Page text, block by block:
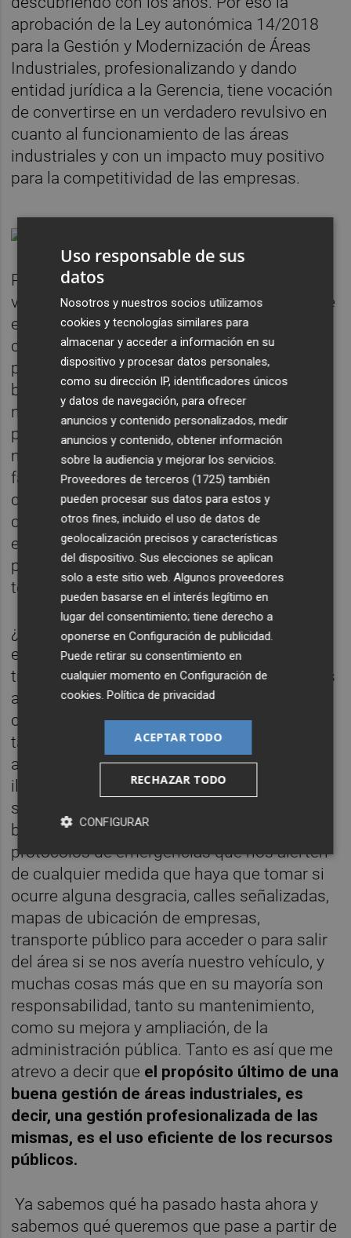
aprobación de la Ley autonómica 14/2018
para la Gestión y Modernización de Áreas
Industriales, profesionalizando y dando
entidad jurídica a la Gerencia, tiene vocación
de convertirse en un verdadero revulsivo en
cuanto al funcionamiento de las áreas
industriales y con un impacto muy positivo
para la competitividad de las empresas.
Pasamos el mismo tiempo de nuestras
vidas en los entornos donde trabajamos que
en nuestro hogar. Incluso más. Tenemos
claro que nos gusta vivir en ciudades y
pueblos que tengan servicios, que sean
bonit@s, que tengan parques donde llevar a
nuestros hijos, buenas zonas verdes para
pasear, bares y restaurantes, calles limpias,
mantenidas, que podamos acceder con
facilidad y aparcar nuestro vehículo, buenas
carreteras para acceder a la capital más
cercana y a la zona donde trabajamos…
entonces, ¿por qué no queremos lo mismo
para los lugares donde pasamos casi un
tercio de nuestras vidas?
¿Qué es lo que tenemos que esperar
encontrarnos en un área industrial si
trabajamos allí o vamos de paso? Pues unas
adecuadas infraestructuras urbanísticas,
calles sin socavones y baches que
tambaleen nuestro coche, zonas de
aparcamiento delimitadas y seguras,
iluminación de las calles por las noches,
servicios de restauración, hospedaje,
bancarios o de cualquier otro tipo,
protocolos de emergencias que nos alerten
de cualquier medida que haya que tomar si
ocurre alguna desgracia, calles señalizadas,
mapas de ubicación de empresas,
transporte público para acceder o para salir
del área si se nos avería nuestro vehículo, y
muchas cosas más que en su mayoría son
responsabilidad, tanto su mantenimiento,
como su mejora y ampliación, de la
administración pública. Tanto es así que me
atrevo a decir que el propósito último de una
buena gestión de áreas industriales, es
decir, una gestión profesionalizada de las
mismas, es el uso eficiente de los recursos
públicos.
Ya sabemos qué ha pasado hasta ahora y
sabemos qué queremos que pase a partir de
Uso responsable de sus
datos
Nosotros y nuestros socios utilizamos
cookies y tecnologías similares para
almacenar y acceder a información en su
dispositivo y procesar datos personales,
como su dirección IP, identificadores únicos
y datos de navegación, para ofrecer
anuncios y contenido personalizados, medir
anuncios y contenido, obtener información
sobre la audiencia y mejorar los servicios.
Proveedores de terceros (1725) también
pueden procesar sus datos para estos y
otros fines, incluido el uso de datos de
geolocalización precisos y características
del dispositivo. Sus elecciones se aplican
solo a este sitio web. Algunos proveedores
pueden basarse en el interés legítimo en
lugar del consentimiento; tiene derecho a
oponerse enConfiguración de publicidad
Puede retirar su consentimiento en
cualquier momento enConfiguración de
cookies .Política de privacidad
ACEPTAR TODO
RECHAZAR TODO
CONFIGURAR